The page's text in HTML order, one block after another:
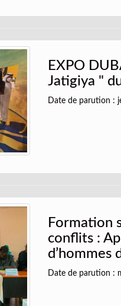
EXPO
Jatigiya "
Date de parution :
Formation
conflits :
d’hommes
Date de parution :